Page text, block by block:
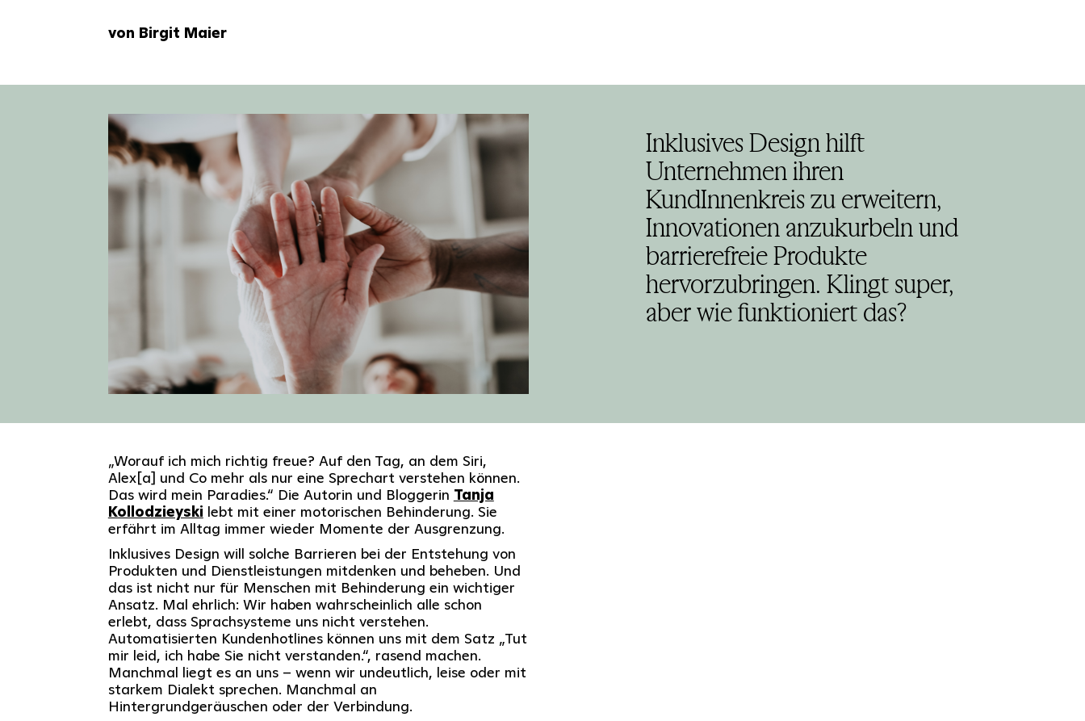
von Birgit Maier
Inklusives Design hilft
Unternehmen ihren
KundInnenkreis zu erweitern,
Innovationen anzukurbeln und
barrierefreie Produkte
hervorzubringen. Klingt super,
aber wie funktioniert das?
„Worauf ich mich richtig freue? Auf den Tag, an dem Siri,
Alex[a] und Co mehr als nur eine Sprechart verstehen können.
Das wird mein Paradies.“ Die Autorin und Bloggerin Tanja
Kollodzieyski lebt mit einer motorischen Behinderung. Sie
erfährt im Alltag immer wieder Momente der Ausgrenzung.
Inklusives Design will solche Barrieren bei der Entstehung von
Produkten und Dienstleistungen mitdenken und beheben. Und
das ist nicht nur für Menschen mit Behinderung ein wichtiger
Ansatz. Mal ehrlich: Wir haben wahrscheinlich alle schon
erlebt, dass Sprachsysteme uns nicht verstehen.
Automatisierten Kundenhotlines können uns mit dem Satz „Tut
mir leid, ich habe Sie nicht verstanden.“, rasend machen.
Manchmal liegt es an uns – wenn wir undeutlich, leise oder mit
starkem Dialekt sprechen. Manchmal an
Hintergrundgeräuschen oder der Verbindung.